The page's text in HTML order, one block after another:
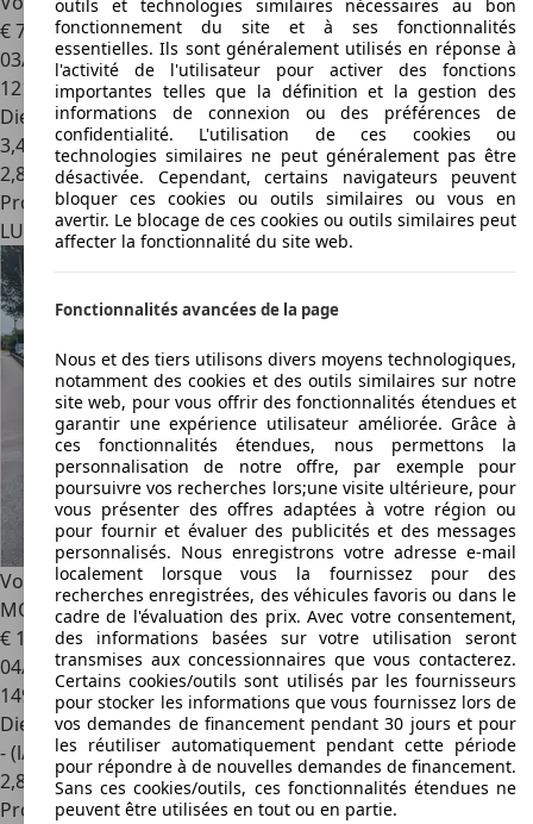
€ 7.990
03/2014
121.000 km
Diesel
3,4 l/100 km (mixte)
2,8
Professionnel
LU 4811Rodange
Volvo V40D3 150 CH BOITE AUTOMATIQUE * GARANTIE 36
MOIS *
€ 12.990
04/2018
149.731 km
Diesel
- (l/100 km)
2,8
Professionnel
outils et technologies similaires nécessaires au bon
fonctionnement du site et à ses fonctionnalités
essentielles. Ils sont généralement utilisés en réponse à
l'activité de l'utilisateur pour activer des fonctions
importantes telles que la définition et la gestion des
informations de connexion ou des préférences de
confidentialité. L'utilisation de ces cookies ou
technologies similaires ne peut généralement pas être
désactivée. Cependant, certains navigateurs peuvent
bloquer ces cookies ou outils similaires ou vous en
avertir. Le blocage de ces cookies ou outils similaires peut
affecter la fonctionnalité du site web.
Fonctionnalités avancées de la page
Nous et des tiers utilisons divers moyens technologiques,
notamment des cookies et des outils similaires sur notre
site web, pour vous offrir des fonctionnalités étendues et
garantir une expérience utilisateur améliorée. Grâce à
ces fonctionnalités étendues, nous permettons la
personnalisation de notre offre, par exemple pour
poursuivre vos recherches lors;une visite ultérieure, pour
vous présenter des offres adaptées à votre région ou
pour fournir et évaluer des publicités et des messages
personnalisés. Nous enregistrons votre adresse e-mail
localement lorsque vous la fournissez pour des
recherches enregistrées, des véhicules favoris ou dans le
cadre de l'évaluation des prix. Avec votre consentement,
des informations basées sur votre utilisation seront
transmises aux concessionnaires que vous contacterez.
Certains cookies/outils sont utilisés par les fournisseurs
pour stocker les informations que vous fournissez lors de
vos demandes de financement pendant 30 jours et pour
les réutiliser automatiquement pendant cette période
pour répondre à de nouvelles demandes de financement.
Sans ces cookies/outils, ces fonctionnalités étendues ne
peuvent être utilisées en tout ou en partie.